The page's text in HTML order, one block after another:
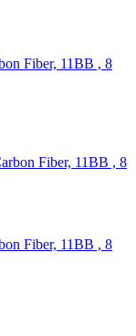
Fiber, 11BB , 8
Fiber, 11BB , 8